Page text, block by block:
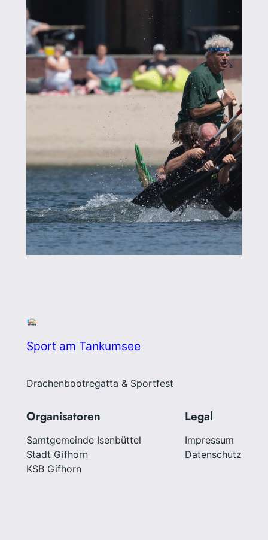
Sport am Tankumsee
Drachenbootregatta & Sportfest
Organisatoren
Samtgemeinde Isenbüttel
Stadt Gifhorn
KSB Gifhorn
Legal
Impressum
Datenschutz